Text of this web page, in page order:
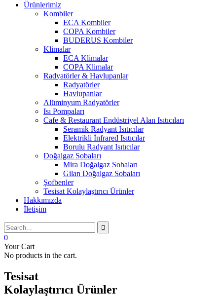
Ürünlerimiz
Kombiler
ECA Kombiler
COPA Kombiler
BUDERUS Kombiler
Klimalar
ECA Klimalar
COPA Klimalar
Radyatörler & Havlupanlar
Radyatörler
Havlupanlar
Alüminyum Radyatörler
Isı Pompaları
Cafe & Restaurant Endüstriyel Alan Isıtıcıları
Seramik Radyant Isıtıcılar
Elektrikli İnfrared Isıtıcılar
Borulu Radyant Isıtıcılar
Doğalgaz Sobaları
Mira Doğalgaz Sobaları
Gilan Doğalgaz Sobaları
Şofbenler
Tesisat Kolaylaştırıcı Ürünler
Hakkımızda
İletişim
0
Your Cart
No products in the cart.
Tesisat
Kolaylaştırıcı Ürünler